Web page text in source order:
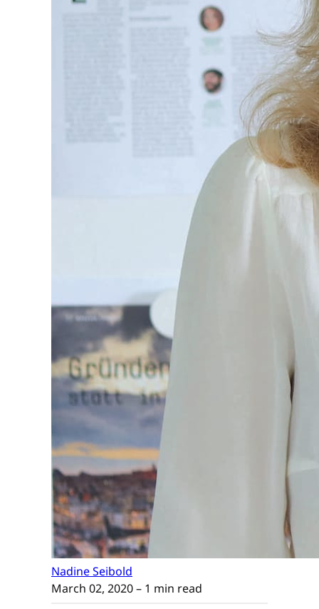
Nadine Seibold
March 02, 2020– 1 min read